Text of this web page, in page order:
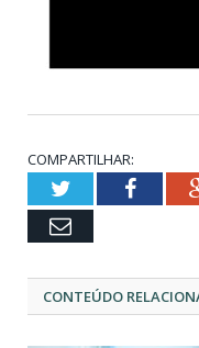
COMPARTILHAR:
Twitter
Email
CONTEÚDO